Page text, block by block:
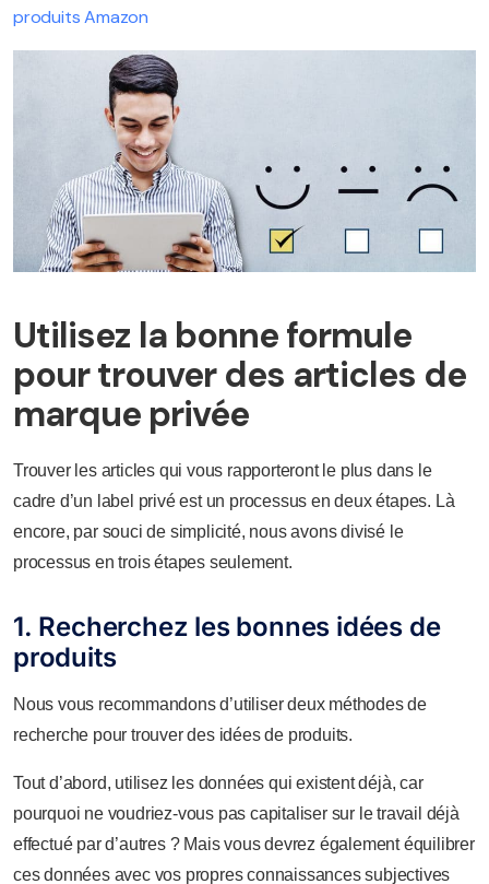
produits Amazon
Utilisez la bonne formule
pour trouver des articles de
marque privée
Trouver les articles qui vous rapporteront le plus dans le
cadre d’un label privé est un processus en deux étapes. Là
encore, par souci de simplicité, nous avons divisé le
processus en trois étapes seulement.
1. Recherchez les bonnes idées de
produits
Nous vous recommandons d’utiliser deux méthodes de
recherche pour trouver des idées de produits.
Tout d’abord, utilisez les données qui existent déjà, car
pourquoi ne voudriez-vous pas capitaliser sur le travail déjà
effectué par d’autres ? Mais vous devrez également équilibrer
ces données avec vos propres connaissances subjectives